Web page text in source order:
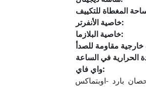
خاصية الأنفرتر:
خاصية البلازما:
واي فاي: